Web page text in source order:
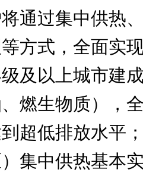
通过集中供热
方式，全面实
及以上城市建
、燃生物质），
超低排放水平
）集中供热基本